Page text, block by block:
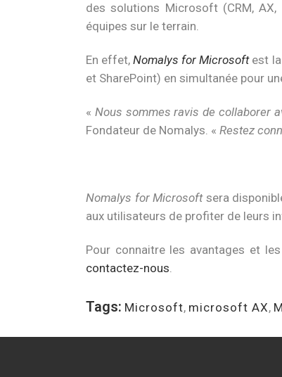
des solutions Microsoft (CRM,
équipes sur le terrain.
En effet, Nomalys for Microsoftest la
et SharePoint) en simultanée pour
« Nous sommes ravis de collaborer
Fondateur de Nomalys. « Restez
Nomalys for Microsoftsera
aux utilisateurs de profiter de leurs
Pour connaitre les avantages et
contactez-nous.
Tags: Microsoft, microsoft AX,